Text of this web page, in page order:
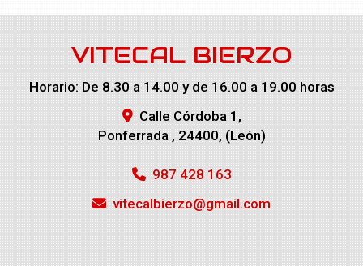
VITECAL BIERZO
Horario: De 8.30 a 14.00 y de 16.00 a 19.00 horas
Calle Córdoba 1,
Ponferrada,24400,(León)
987 428 163
vitecalbierzo
gmail.com